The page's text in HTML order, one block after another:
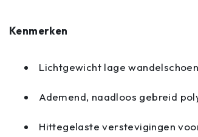
Kenmerken
Lichtgewicht lage
Ademend, naadloos gebreid
Hittegelaste verstevigingen